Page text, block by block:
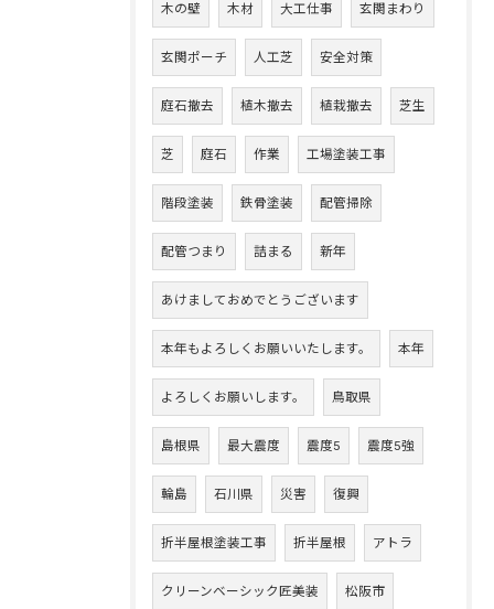
木の壁 木材 大工仕事 玄関まわり
玄関ポーチ 人工芝 安全対策
庭石撤去 植木撤去 植栽撤去 芝生
芝 庭石 作業 工場塗装工事
階段塗装 鉄骨塗装 配管掃除
配管つまり 詰まる 新年
あけましておめでとうございます
本年もよろしくお願いいたします。 本年
よろしくお願いします。 鳥取県
島根県 最大震度 震度5 震度5強
輪島 石川県 災害 復興
折半屋根塗装工事 折半屋根 アトラ
クリーンベーシック匠美装 松阪市